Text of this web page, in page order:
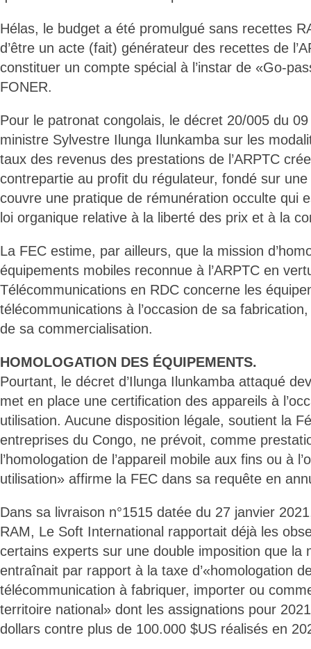
Hélas, le budget a été promulgué sans recettes
d’être un acte (fait) générateur des recettes de
constituer un compte spécial à l’instar de «Go-
FONER.
Pour le patronat congolais, le décret 20/005 du
ministre Sylvestre Ilunga Ilunkamba sur les
taux des revenus des prestations de l’ARPTC
contrepartie au profit du régulateur, fondé sur
couvre une pratique de rémunération occulte qui
loi organique relative à la liberté des prix et à la
La FEC estime, par ailleurs, que la mission
équipements mobiles reconnue à l’ARPTC en
Télécommunications en RDC concerne les
télécommunications à l’occasion de sa
de sa commercialisation.
HOMOLOGATION DES ÉQUIPEMENTS.
Pourtant, le décret d’Ilunga Ilunkamba attaqué
met en place une certification des appareils à
utilisation. Aucune disposition légale, soutient la
entreprises du Congo, ne prévoit, comme
l’homologation de l’appareil mobile aux fins ou à
utilisation» affirme la FEC dans sa requête en
Dans sa livraison n°1515 datée du 27 janvier
RAM, Le Soft International rapportait déjà les
certains experts sur une double imposition que la
entraînait par rapport à la taxe d’«homologation
télécommunication à fabriquer, importer ou
territoire national» dont les assignations pour
dollars contre plus de 100.000 $US réalisés en